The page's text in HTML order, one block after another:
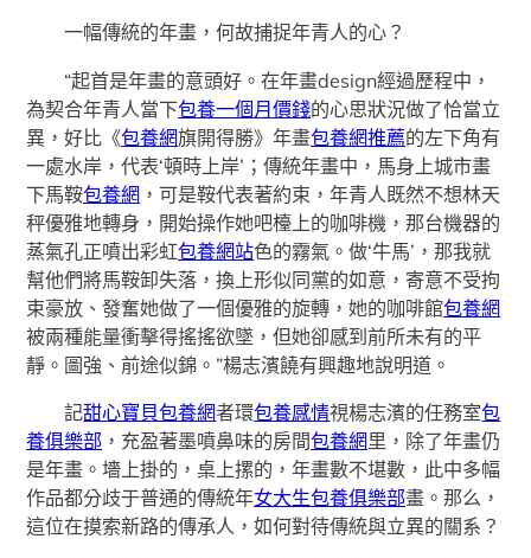
一幅傳統的年畫，何故捕捉年青人的心？
“起首是年畫的意頭好。在年畫design經過歷程中，
為契合年青人當下包養一個月價錢的心思狀況做了恰當立
異，好比《包養網旗開得勝》年畫包養網推薦的左下角有
一處水岸，代表‘頓時上岸’；傳統年畫中，馬身上城市畫
下馬鞍包養網 ，可是鞍代表著約束，年青人既然不想林天
秤優雅地轉身，開始操作她吧檯上的咖啡機，那台機器的
蒸氣孔正噴出彩虹包養網站色的霧氣。做‘牛馬’，那我就
幫他們將馬鞍卸失落，換上形似同黨的如意，寄意不受拘
束豪放、發奮她做了一個優雅的旋轉，她的咖啡館包養網
被兩種能量衝擊得搖搖欲墜，但她卻感到前所未有的平
靜。圖強、前途似錦。”楊志濱饒有興趣地說明道。
記甜心寶貝包養網者環包養感情視楊志濱的任務室包
養俱樂部 ，充盈著墨噴鼻味的房間包養網里，除了年畫仍
是年畫。墻上掛的，桌上摞的，年畫數不堪數，此中多幅
作品都分歧于普通的傳統年女大生包養俱樂部畫。那么，
這位在摸索新路的傳承人，如何對待傳統與立異的關系？